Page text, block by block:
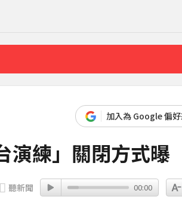
加入為 Google 偏
演練」關閉方式曝
聽新聞 00:00